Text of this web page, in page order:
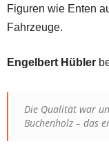
Figuren wie Enten
Fahrzeuge.
Engelbert Hübler
Die Qualität war
Buchenholz – das